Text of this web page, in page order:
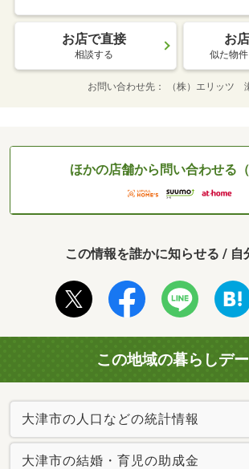
お店で直接
相談する
お
似た物
お問い合わせ先 （株）エリッツ
ほかの店舗から問い合わせる（
この情報を誰かに知らせる / 自
この地域の暮らしデ
大津市の人口などの統計情報
大津市の結婚・育児の助成金